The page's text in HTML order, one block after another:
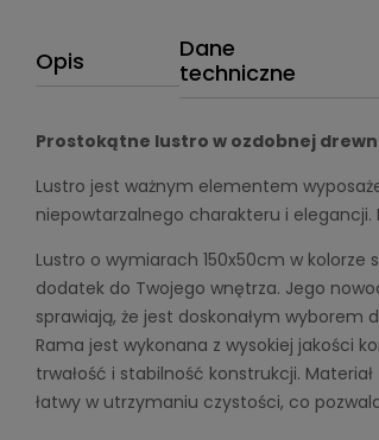
Opis
Dane
techniczne
Prostokątne lustro w ozdobnej
Lustro jest ważnym elementem
niepowtarzalnego charakteru i elegancji.
Lustro o wymiarach 150x50cm w
dodatek do Twojego wnętrza. Jego
sprawiają, że jest doskonałym
Rama jest wykonana z wysokiej jakości
trwałość i stabilność konstrukcji.
łatwy w utrzymaniu czystości, co